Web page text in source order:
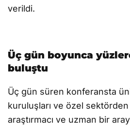
verildi.
Üç gün boyunca
buluştu
Üç gün süren konferansta
kuruluşları ve özel sektörden
araştırmacı ve uzman bir